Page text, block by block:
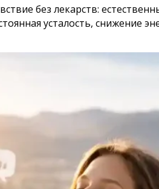
без лекарств:
усталость, снижение